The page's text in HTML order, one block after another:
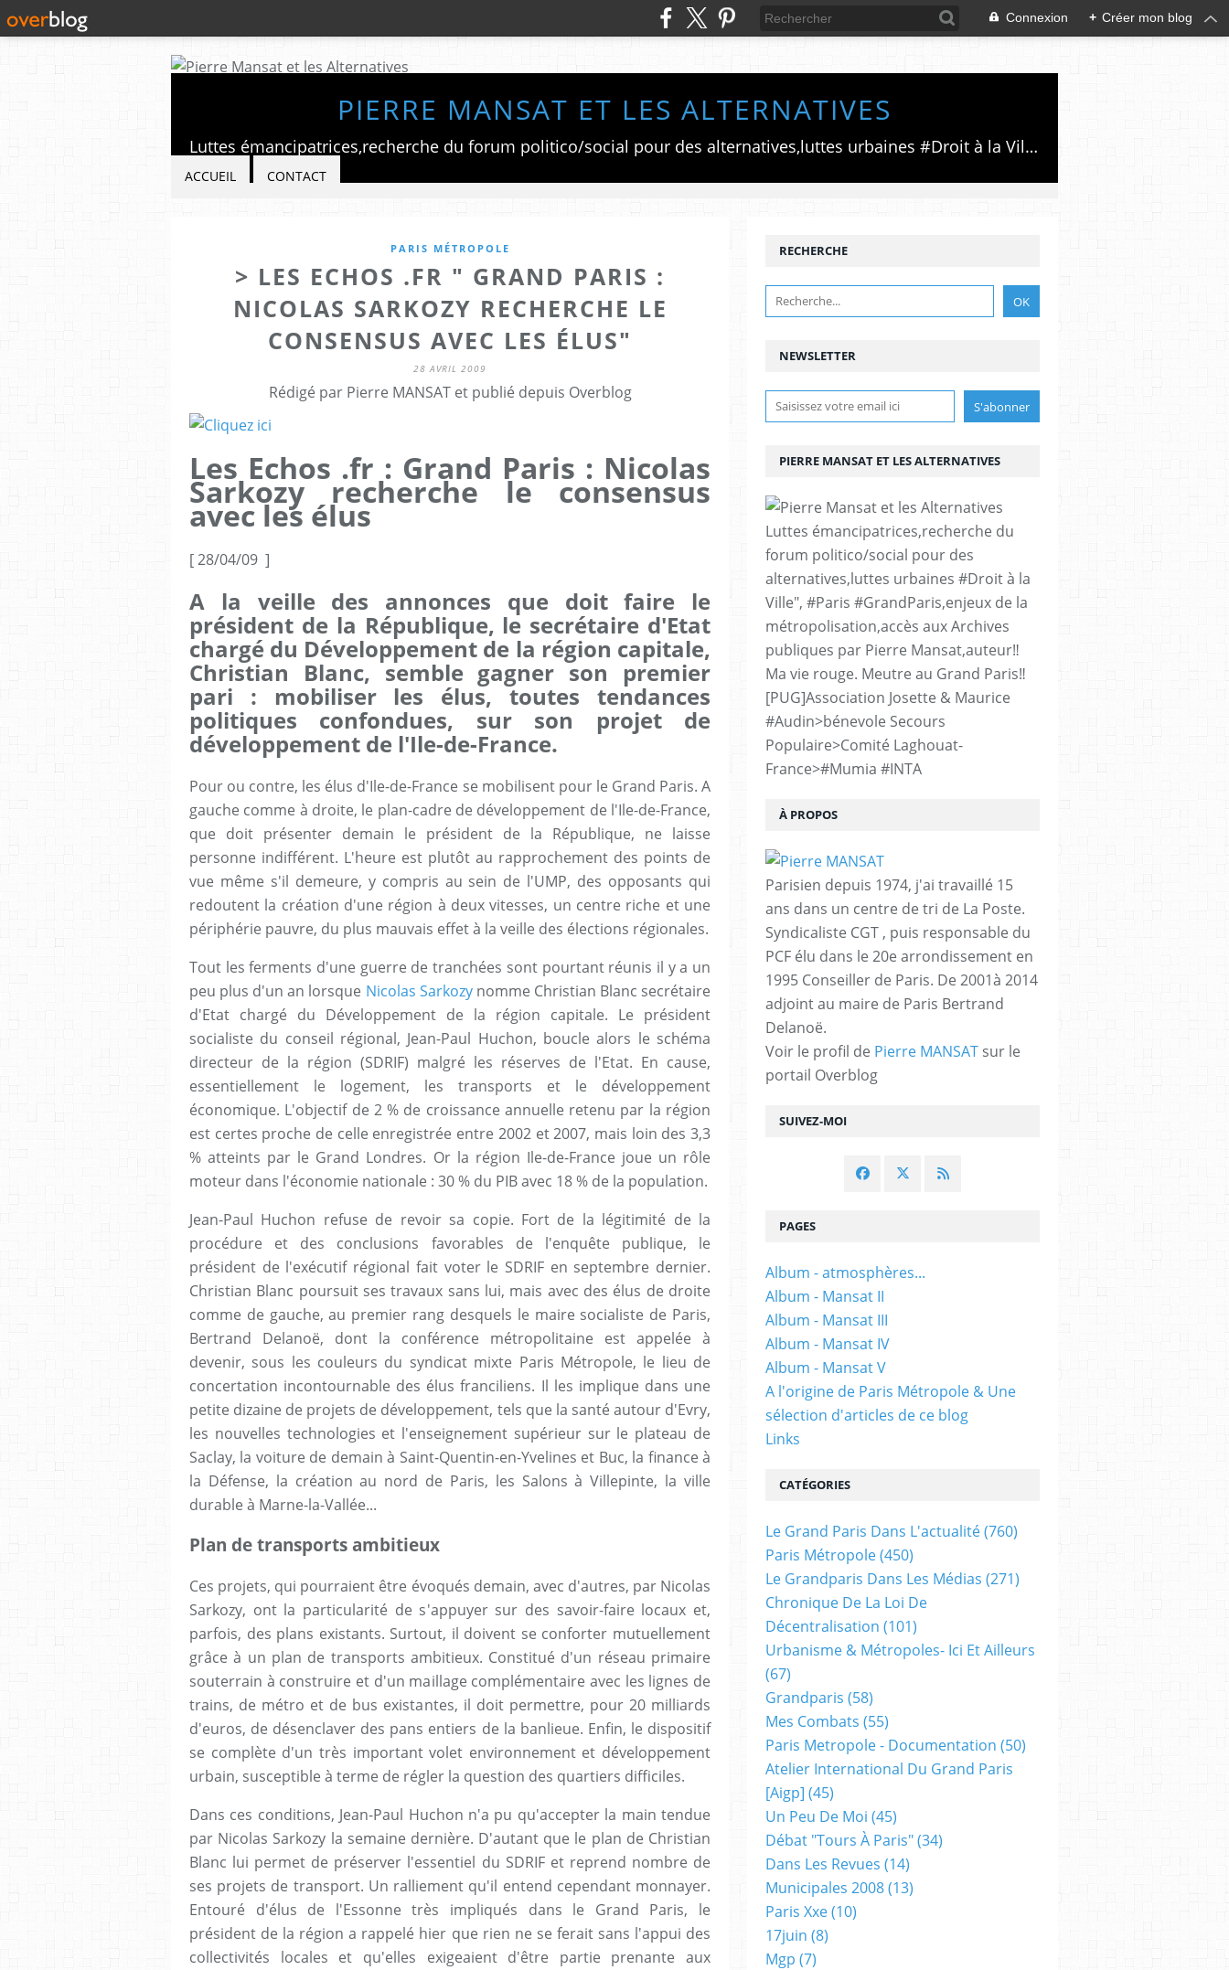
Connexion + Créer mon blog
PIERRE MANSAT ET LES ALTERNATIVES
Luttes émancipatrices,recherche du forum politico/social pour des alternatives,luttes urbaines #Droit à la Ville", #Paris #GrandParis,enjeux de la métropolisation,accès aux Archives publiques par Pierre Mansat,auteur‼️Ma vie rouge. Meutre au Grand Paris‼️[PUG]Association Josette & Maurice #Audin>bénevole Secours Populaire>Comité Laghouat-France>#Mumia #INTA
ACCUEIL CONTACT
PARIS MÉTROPOLE
> LES ECHOS .FR " GRAND PARIS :
NICOLAS SARKOZY RECHERCHE LE
CONSENSUS AVEC LES ÉLUS"
28 AVRIL 2009
Rédigé par Pierre MANSAT et publié depuis Overblog
Les Echos .fr : Grand Paris : Nicolas
Sarkozy recherche le consensus
avec les élus
[ 28/04/09 ]
A la veille des annonces que doit faire le
président de la République, le secrétaire d'Etat
chargé du Développement de la région capitale,
Christian Blanc, semble gagner son premier
pari : mobiliser les élus, toutes tendances
politiques confondues, sur son projet de
développement de l'Ile-de-France.
Pour ou contre, les élus d'Ile-de-France se mobilisent pour le Grand Paris. A
gauche comme à droite, le plan-cadre de développement de l'Ile-de-France,
que doit présenter demain le président de la République, ne laisse
personne indifférent. L'heure est plutôt au rapprochement des points de
vue même s'il demeure, y compris au sein de l'UMP, des opposants qui
redoutent la création d'une région à deux vitesses, un centre riche et une
périphérie pauvre, du plus mauvais effet à la veille des élections régionales.
Tout les ferments d'une guerre de tranchées sont pourtant réunis il y a un
peu plus d'un an lorsque Nicolas Sarkozynomme Christian Blanc secrétaire
d'Etat chargé du Développement de la région capitale. Le président
socialiste du conseil régional, Jean-Paul Huchon, boucle alors le schéma
directeur de la région (SDRIF) malgré les réserves de l'Etat. En cause,
essentiellement le logement, les transports et le développement
économique. L'objectif de 2 % de croissance annuelle retenu par la région
est certes proche de celle enregistrée entre 2002 et 2007, mais loin des 3,3
% atteints par le Grand Londres. Or la région Ile-de-France joue un rôle
moteur dans l'économie nationale : 30 % du PIB avec 18 % de la population.
Jean-Paul Huchon refuse de revoir sa copie. Fort de la légitimité de la
procédure et des conclusions favorables de l'enquête publique, le
président de l'exécutif régional fait voter le SDRIF en septembre dernier.
Christian Blanc poursuit ses travaux sans lui, mais avec des élus de droite
comme de gauche, au premier rang desquels le maire socialiste de Paris,
Bertrand Delanoë, dont la conférence métropolitaine est appelée à
devenir, sous les couleurs du syndicat mixte Paris Métropole, le lieu de
concertation incontournable des élus franciliens. Il les implique dans une
petite dizaine de projets de développement, tels que la santé autour d'Evry,
les nouvelles technologies et l'enseignement supérieur sur le plateau de
Saclay, la voiture de demain à Saint-Quentin-en-Yvelines et Buc, la finance à
la Défense, la création au nord de Paris, les Salons à Villepinte, la ville
durable à Marne-la-Vallée...
Plan de transports ambitieux
Ces projets, qui pourraient être évoqués demain, avec d'autres, par Nicolas
Sarkozy, ont la particularité de s'appuyer sur des savoir-faire locaux et,
parfois, des plans existants. Surtout, il doivent se conforter mutuellement
grâce à un plan de transports ambitieux. Constitué d'un réseau primaire
souterrain à construire et d'un maillage complémentaire avec les lignes de
trains, de métro et de bus existantes, il doit permettre, pour 20 milliards
d'euros, de désenclaver des pans entiers de la banlieue. Enfin, le dispositif
se complète d'un très important volet environnement et développement
urbain, susceptible à terme de régler la question des quartiers difficiles.
Dans ces conditions, Jean-Paul Huchon n'a pu qu'accepter la main tendue
par Nicolas Sarkozy la semaine dernière. D'autant que le plan de Christian
Blanc lui permet de préserver l'essentiel du SDRIF et reprend nombre de
ses projets de transport. Un ralliement qu'il entend cependant monnayer.
Entouré d'élus de l'Essonne très impliqués dans le Grand Paris, le
président de la région a rappelé hier que rien ne se ferait sans l'appui des
collectivités locales et qu'elles exigeaient d'être partie prenante aux
NEWSLETTER
SUIVEZ-MOI
RECHERCHE
PIERRE MANSAT ET LES ALTERNATIVES
Luttes émancipatrices,recherche du
forum politico/social pour des
alternatives,luttes urbaines #Droit à la
Ville", #Paris #GrandParis,enjeux de la
métropolisation,accès aux Archives
publiques par Pierre Mansat,auteur‼️
Ma vie rouge. Meutre au Grand Paris‼️
[PUG]Association Josette & Maurice
#Audin>bénevole Secours
Populaire>Comité Laghouat-
France>#Mumia #INTA
À PROPOS
Parisien depuis 1974, j'ai travaillé 15
ans dans un centre de tri de La Poste.
Syndicaliste CGT , puis responsable du
PCF élu dans le 20e arrondissement en
1995 Conseiller de Paris. De 2001à 2014
adjoint au maire de Paris Bertrand
Delanoë.
Voir le profil de Pierre MANSAT sur le
portail Overblog
PAGES
Album - atmosphères...
Album - Mansat II
Album - Mansat III
Album - Mansat IV
Album - Mansat V
A l'origine de Paris Métropole & Une
sélection d'articles de ce blog
Links
CATÉGORIES
Le Grand Paris Dans L'actualité(760)
Paris Métropole(450)
Le Grandparis Dans Les Médias (271)
Chronique De La Loi De
Décentralisation (101)
Urbanisme & Métropoles- Ici Et Ailleurs
(67)
Grandparis (58)
Mes Combats (55)
Paris Metropole - Documentation (50)
Atelier International Du Grand Paris
[aigp] (45)
Un Peu De Moi (45)
Débat "tours À Paris"(34)
Dans Les Revues (14)
Municipales 2008(13)
Paris Xxe(10)
17juin (8)
Mgp (7)